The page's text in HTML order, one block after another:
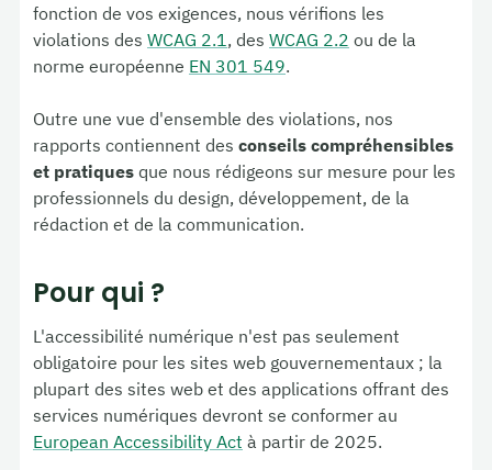
fonction de vos exigences, nous vérifions les
violations des WCAG 2.1 , des WCAG 2.2 ou de la
norme européenne EN 301 549.
Outre une vue d'ensemble des violations, nos
rapports contiennent des conseils compréhensibles
et pratiques que nous rédigeons sur mesure pour les
professionnels du design, développement, de la
rédaction et de la communication.
Pour qui ?
L'accessibilité numérique n'est pas seulement
obligatoire pour les sites web gouvernementaux ; la
plupart des sites web et des applications offrant des
services numériques devront se conformer au
European Accessibility Act à partir de 2025.